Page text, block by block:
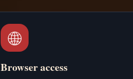
🌐
Browser access